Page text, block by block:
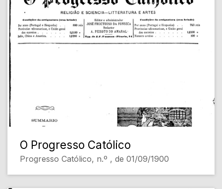
O Progresso Católico
Progresso Católico, n.º , de 01/09/1900